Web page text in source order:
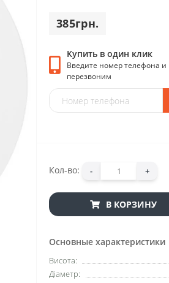
385грн.
Купить в один клик
Введите номер телефона
перезвоним
Кол-во: - +
В КОРЗИНУ
Основные характеристики
Висота:
Діаметр: